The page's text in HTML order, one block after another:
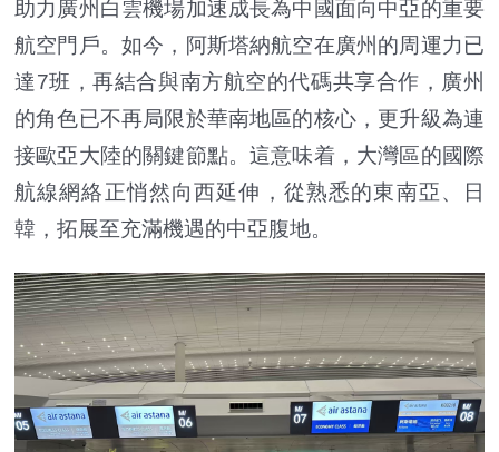
助力廣州白雲機場加速成長為中國面向中亞的重要
航空門戶。如今，阿斯塔納航空在廣州的周運力已
達7班，再結合與南方航空的代碼共享合作，廣州
的角色已不再局限於華南地區的核心，更升級為連
接歐亞大陸的關鍵節點。這意味着，大灣區的國際
航線網絡正悄然向西延伸，從熟悉的東南亞、日
韓，拓展至充滿機遇的中亞腹地。